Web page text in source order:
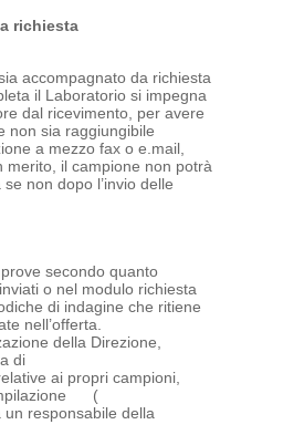
richiesta
accompagnato da richiesta
il Laboratorio si impegna
dal ricevimento, per avere
non sia raggiungibile
a mezzo fax o e.mail,
merito, il campione non potrà
non dopo l’invio delle
secondo quanto
o nel modulo richiesta
di indagine che ritiene
nell’offerta.
della Direzione,
di
ai propri campioni,
(
responsabile della